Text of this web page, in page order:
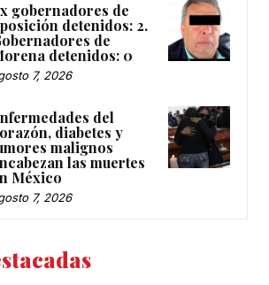
gobernadores de
detenidos: 2.
de
detenidos: 0
7, 2026
del
diabetes y
malignos
las muertes
México
7, 2026